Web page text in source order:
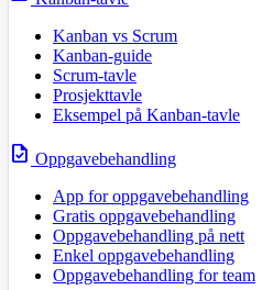
Kanban vs Scrum
Kanban-guide
Scrum-tavle
Prosjekttavle
Eksempel på Kanban-tavle
task Oppgavebehandling
App for oppgavebehandling
Gratis oppgavebehandling
Oppgavebehandling på nett
Enkel oppgavebehandling
Oppgavebehandling for team